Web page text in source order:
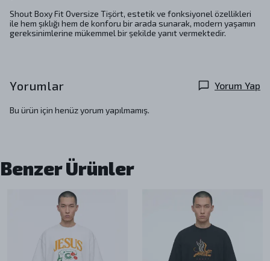
Shout Boxy Fit Oversize Tişört, estetik ve fonksiyonel özellikleri
ile hem şıklığı hem de konforu bir arada sunarak, modern yaşamın
gereksinimlerine mükemmel bir şekilde yanıt vermektedir.
Yorumlar Yorum Yap
Bu ürün için henüz yorum yapılmamış.
Benzer Ürünler